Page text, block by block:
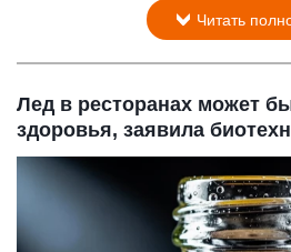
Читать
Лед в ресторанах может
здоровья, заявила